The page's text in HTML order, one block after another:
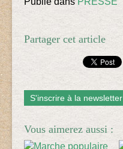
Partager cet article
S'inscrire à la newsletter
Vous aimerez aussi :